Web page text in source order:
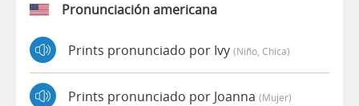
Pronunciación americana
Prints pronunciado por Ivy (niño, Chica)
Prints pronunciado por Joanna (mujer)